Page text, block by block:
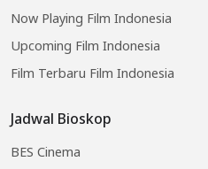
Now Playing Film Indonesia
Upcoming Film Indonesia
Film Terbaru Film Indonesia
Jadwal Bioskop
BES Cinema